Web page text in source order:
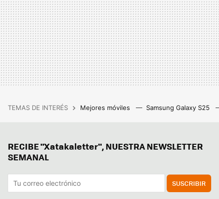
TEMAS DE INTERÉS Mejores móviles Samsung Galaxy S25
RECIBE "Xatakaletter", NUESTRA NEWSLETTER
SEMANAL
SUSCRIBIR